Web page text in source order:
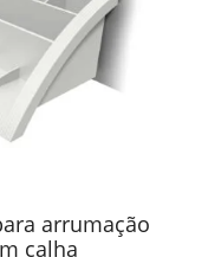
arrumação
calha